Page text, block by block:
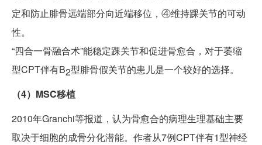
定和防止腓骨远端部分向近端移位，④维持踝关节的可动
性。
“四合一骨融合术”能稳定踝关节和促进骨愈合，对于萎缩
型CPT伴有B2型腓骨假关节的患儿是一个较好的选择。
（4）MSC移植
2010年Granchi等报道，认为骨愈合的病理生理基础主要
取决于细胞的成骨分化潜能。作者从7例CPT伴有1型神经